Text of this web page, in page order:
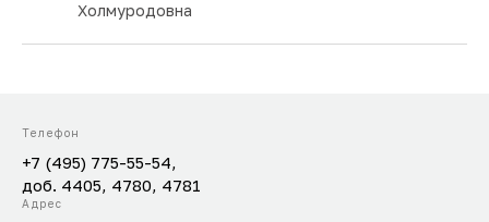
Холмуродовна
Телефон
+7 (495) 775-55-54,
доб. 4405, 4780, 4781
Адрес